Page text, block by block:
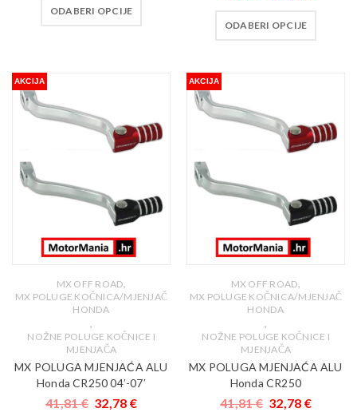
ODABERI OPCIJE
ODABERI OPCIJE
AKCIJA
MX OFF ROAD,
MX POLUGE KOČNICA/MJENJAČ
HONDA
,
NOŽNE POLUGE KOČNICE I
MJENJAČA
MX POLUGA MJENJAĆA ALU
Honda CR250 04′-07′
41,81€ 32,78 €
AKCIJA
MX OFF ROAD,
MX POLUGE KOČNICA/MJENJAČ
HONDA
,
NOŽNE POLUGE KOČNICE I
MJENJAČA
MX POLUGA MJENJAĆA ALU
Honda CR250
41,81€ 32,78 €